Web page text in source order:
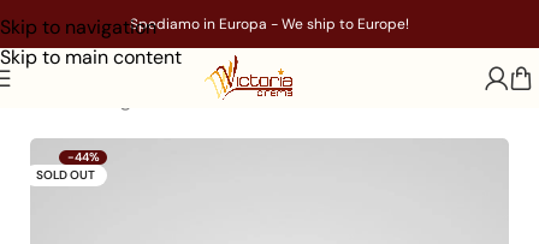
Skip to navigation
Skip to main content
Spediamo in Europa - We ship to Europe!
Elio
-44%
SOLD OUT